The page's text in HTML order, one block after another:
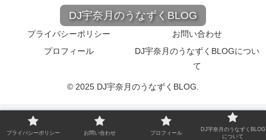
DJ宇奈月のうなずくBLOG
プライバシーポリシー
お問い合わせ
プロフィール
DJ宇奈月のうなずくBLOGについ
て
© 2025 DJ宇奈月のうなずくBLOG.
プライバシーポリシー お問い合わせ プロフィール
DJ宇奈月のうなずくBLOG
について